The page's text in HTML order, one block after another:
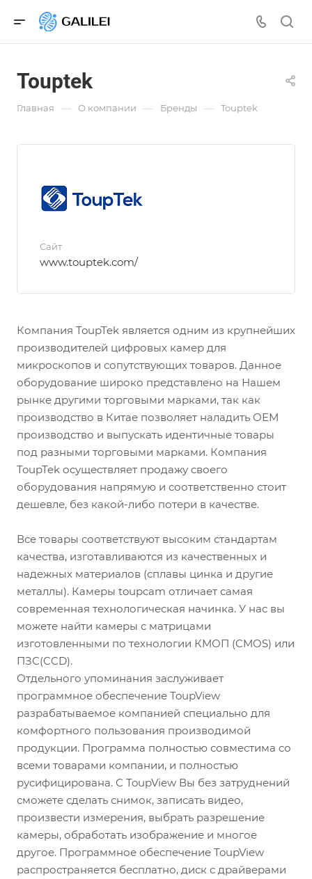
Touptek
Главная — О компании — Бренды — Touptek
Сайт
www.touptek.com/
Компания ToupTek является одним из крупнейших
производителей цифровых камер для
микроскопов и сопутствующих товаров. Данное
оборудование широко представлено на Нашем
рынке другими торговыми марками, так как
производство в Китае позволяет наладить ОЕМ
производство и выпускать идентичные товары
под разными торговыми марками. Компания
ToupTek осуществляет продажу своего
оборудования напрямую и соответственно стоит
дешевле, без какой-либо потери в качестве.
Все товары соответствуют высоким стандартам
качества, изготавливаются из качественных и
надежных материалов (сплавы цинка и другие
металлы). Камеры toupcam отличает самая
современная технологическая начинка. У нас вы
можете найти камеры с матрицами
изготовленными по технологии КМОП (CMOS) или
ПЗС(CCD).
Отдельного упоминания заслуживает
программное обеспечение ToupView
разрабатываемое компанией специально для
комфортного пользования производимой
продукции. Программа полностью совместима со
всеми товарами компании, и полностью
русифицирована. С ToupView Вы без затруднений
сможете сделать снимок, записать видео,
произвести измерения, выбрать разрешение
камеры, обработать изображение и многое
другое. Программное обеспечение ToupView
распространяется бесплатно, диск с драйверами